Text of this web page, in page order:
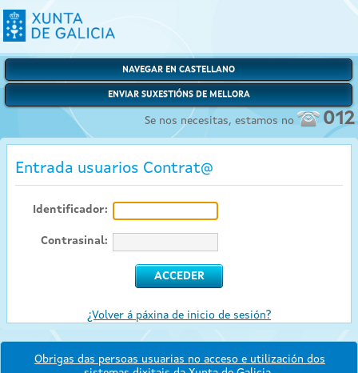
NAVEGAR EN CASTELLANO
ENVIAR SUXESTIÓNS DE MELLORA
Se nos necesitas, estamos no 012
Entrada usuarios Contrat@
Identificador:
Contrasinal:
¿Volver á páxina de inicio de sesión?
Obrigas das persoas usuarias no acceso e utilización dos